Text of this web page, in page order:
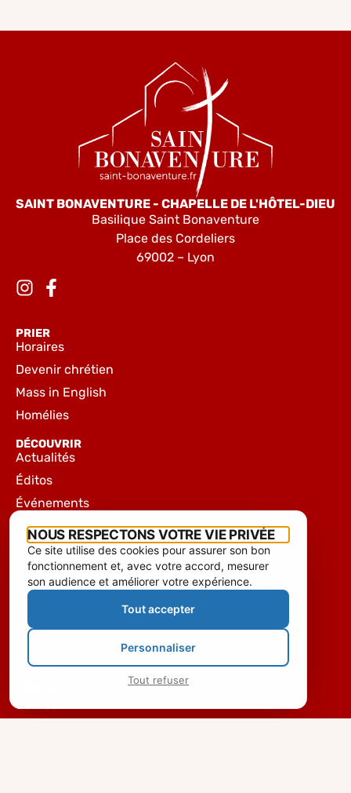
SAINT BONAVENTURE - CHAPELLE DE L'HÔTEL-DIEU
Basilique Saint Bonaventure
Place des Cordeliers
69002 – Lyon
PRIER
Horaires
Devenir chrétien
Mass in English
Homélies
DÉCOUVRIR
Actualités
Éditos
Événements
Rencontres
Organiser un concert
Les instruments de la basilique
Expositions
Chapelle de l’Hôtel-Dieu
Histoire
Contact
NOUS RESPECTONS VOTRE VIE PRIVÉE
Ce site utilise des cookies pour assurer son bon
fonctionnement et, avec votre accord, mesurer
son audience et améliorer votre expérience.
Tout accepter
Tout refuser
Personnaliser